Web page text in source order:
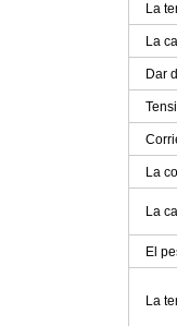
La
La
Dar
La
La
El
La